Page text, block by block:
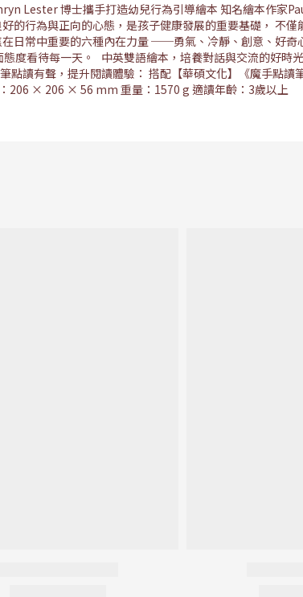
Lester 博士攜手打造幼兒行為引導繪本 知名繪本作家
行為與正向的心態，是孩子健康發展的重要基礎， 不僅
日常中重要的六種內在力量 ──勇氣、冷靜、創意、好奇
度看待每一天。 中英雙語繪本，培養對話與交流的好時
讀有聲，提升閱讀體驗： 搭配【華碩文化】《魔手點讀
× 206 × 56 mm 重量：1570 g 適讀年齡：3歲以上